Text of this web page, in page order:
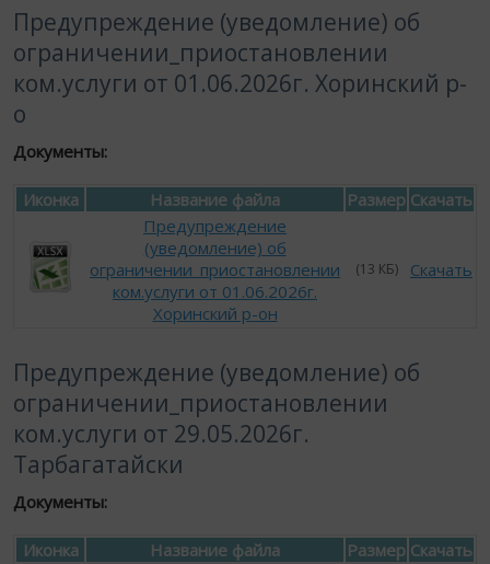
Предупреждение (уведомление) об
ограничении_приостановлении
ком.услуги от 01.06.2026г. Хоринский р-
о
Документы:
Иконка Название файла Размер Скачать
Предупреждение
(уведомление) об
ограничении_приостановлении
ком.услуги от 01.06.2026г.
Хоринский р-он
(13 КБ) Скачать
Предупреждение (уведомление) об
ограничении_приостановлении
ком.услуги от 29.05.2026г.
Тарбагатайски
Документы:
Иконка Название файла Размер Скачать